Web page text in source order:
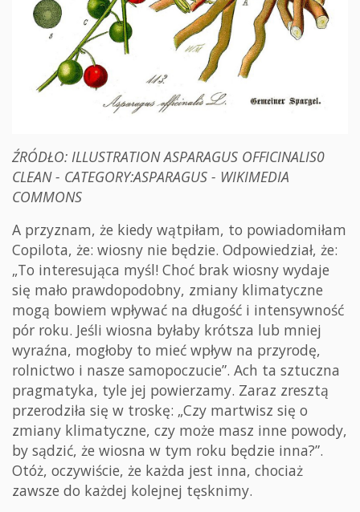
ŹRÓDŁO: ILLUSTRATION ASPARAGUS OFFICINALIS0
CLEAN - CATEGORY:ASPARAGUS - WIKIMEDIA
COMMONS
A przyznam, że kiedy wątpiłam, to powiadomiłam
Copilota, że: wiosny nie będzie. Odpowiedział, że:
„To interesująca myśl! Choć brak wiosny wydaje
się mało prawdopodobny, zmiany klimatyczne
mogą bowiem wpływać na długość i intensywność
pór roku. Jeśli wiosna byłaby krótsza lub mniej
wyraźna, mogłoby to mieć wpływ na przyrodę,
rolnictwo i nasze samopoczucie”. Ach ta sztuczna
pragmatyka, tyle jej powierzamy. Zaraz zresztą
przerodziła się w troskę: „Czy martwisz się o
zmiany klimatyczne, czy może masz inne powody,
by sądzić, że wiosna w tym roku będzie inna?”.
Otóż, oczywiście, że każda jest inna, chociaż
zawsze do każdej kolejnej tęsknimy.